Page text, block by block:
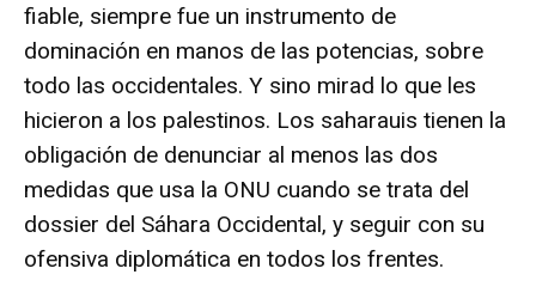
fiable, siempre fue un instrumento de
dominación en manos de las potencias, sobre
todo las occidentales. Y sino mirad lo que les
hicieron a los palestinos. Los saharauis tienen la
obligación de denunciar al menos las dos
medidas que usa la ONU cuando se trata del
dossier del Sáhara Occidental, y seguir con su
ofensiva diplomática en todos los frentes.